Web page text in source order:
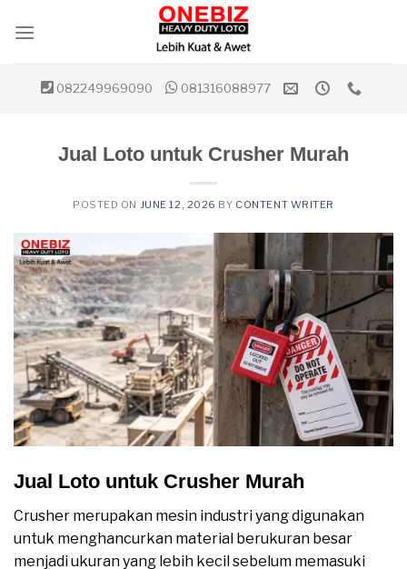
082249969090 081316088977
Jual Loto untuk Crusher Murah
POSTED ON JUNE 12, 2026 BY CONTENT WRITER
Jual Loto untuk Crusher Murah
Crusher merupakan mesin industri yang digunakan
untuk menghancurkan material berukuran besar
menjadi ukuran yang lebih kecil sebelum memasuki